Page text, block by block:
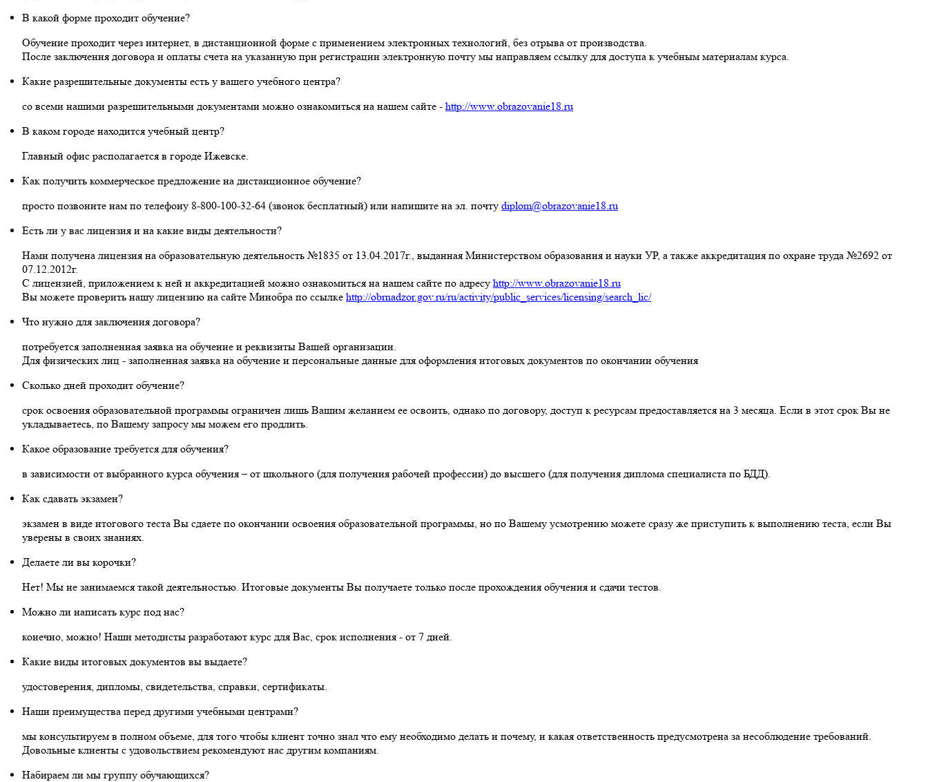
В какой форме проходит обучение?
Обучение проходит через интернет, в дистанционной форме с применением электронных технологий, без отрыва от производства.
После заключения договора и оплаты счета на указанную при регистрации электронную почту мы направляем ссылку для доступа к учебным материалам курса.
Какие разрешительные документы есть у вашего учебного центра?
со всеми нашими разрешительными документами можно ознакомиться на нашем сайте - http://www.obrazovanie18.ru
В каком городе находится учебный центр?
Главный офис располагается в городе Ижевске.
Как получить коммерческое предложение на дистанционное обучение?
просто позвоните нам по телефону 8-800-100-32-64 (звонок бесплатный) или напишите на эл. почту diplom@obrazovanie18.ru
Есть ли у вас лицензия и на какие виды деятельности?
Нами получена лицензия на образовательную деятельность №1835 от 13.04.2017г., выданная Министерством образования и науки УР, а также аккредитация по охране труда №2692 от
07.12.2012г.
С лицензией, приложением к ней и аккредитацией можно ознакомиться на нашем сайте по адресу http://www.obrazovanie18.ru
Вы можете проверить нашу лицензию на сайте Минобра по ссылке http://obrnadzor.gov.ru/ru/activity/public_services/licensing/search_lic/
Что нужно для заключения договора?
потребуется заполненная заявка на обучение и реквизиты Вашей организации.
Для физических лиц - заполненная заявка на обучение и персональные данные для оформления итоговых документов по окончании обучения
Сколько дней проходит обучение?
срок освоения образовательной программы ограничен лишь Вашим желанием ее освоить, однако по договору, доступ к ресурсам предоставляется на 3 месяца. Если в этот срок Вы не
укладываетесь, по Вашему запросу мы можем его продлить.
Какое образование требуется для обучения?
в зависимости от выбранного курса обучения – от школьного (для получения рабочей профессии) до высшего (для получения диплома специалиста по БДД).
Как сдавать экзамен?
экзамен в виде итогового теста Вы сдаете по окончании освоения образовательной программы, но по Вашему усмотрению можете сразу же приступить к выполнению теста, если Вы
уверены в своих знаниях.
Делаете ли вы корочки?
Нет! Мы не занимаемся такой деятельностью. Итоговые документы Вы получаете только после прохождения обучения и сдачи тестов.
Можно ли написать курс под нас?
конечно, можно! Наши методисты разработают курс для Вас, срок исполнения - от 7 дней.
Какие виды итоговых документов вы выдаете?
удостоверения, дипломы, свидетельства, справки, сертификаты.
Наши преимущества перед другими учебными центрами?
мы консультируем в полном объеме, для того чтобы клиент точно знал что ему необходимо делать и почему, и какая ответственность предусмотрена за несоблюдение требований.
Довольные клиенты с удовольствием рекомендуют нас другим компаниям.
Набираем ли мы группу обучающихся?